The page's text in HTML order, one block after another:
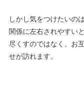
しかし気をつけたいの
関係に左右されやすい
尽くすのではなく、お
せが訪れます。